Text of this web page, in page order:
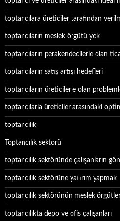
toptancılara üreticiler tarafından
toptancıların meslek örgütü yok
toptancıların perakendecilerle olan
toptancıların satış artışı hedefleri
toptancıların üreticilerle olan
toptancılarla üreticiler arasındaki
toptancılık
Toptancılık sektorü
toptancılık sektöründe çalışanların
toptancılık sektörüne yatırım yapmak
toptancılık sektörünün meslek
toptancılıkta depo ve ofis çalışanları